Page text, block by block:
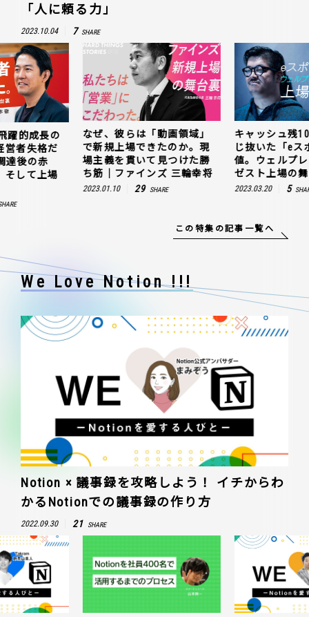
「人に頼る力」
2023.10.04 7 SHARE
動画領域」
たのか。現
見つけた勝
ズ 三輪幸将
キャッシュ残10万円でも信
じ抜いた「eスポーツ」の価
値。ウェルプレイド・ライ
ゼスト上場の舞台裏
2023.03.20 5 SHARE
フーディソン
裏側。「私は
った」10億円
字、コロナ禍
へ
この特集の記事一覧へ
We Love Notion !!!
Notion × 議事録を攻略しよう！ イチからわ
かるNotionでの議事録の作り方
2022.09.30 21 SHARE